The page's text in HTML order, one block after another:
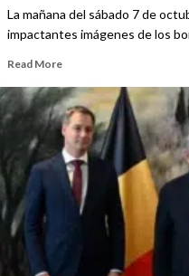
La mañana del sábado 7 de
impactantes imágenes de los
Read More